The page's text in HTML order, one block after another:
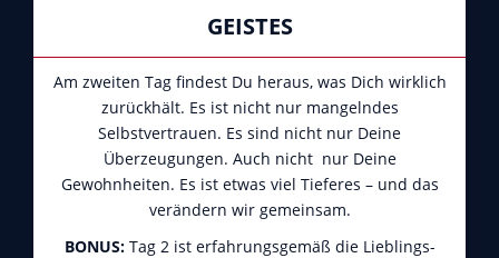
GEISTES
Am zweiten Tag findest Du heraus, was Dich wirklich
zurückhält. Es ist nicht nur mangelndes
Selbstvertrauen. Es sind nicht nur Deine
Überzeugungen. Auch nicht nur Deine
Gewohnheiten. Es ist etwas viel Tieferes – und das
verändern wir gemeinsam.
BONUS:Tag 2 ist erfahrungsgemäß die Lieblings-